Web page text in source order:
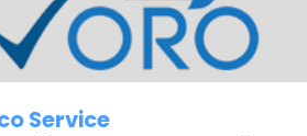
Service